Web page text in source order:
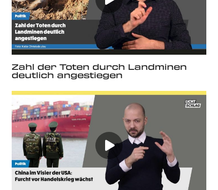
Zahl der Toten durch Landminen
deutlich angestiegen